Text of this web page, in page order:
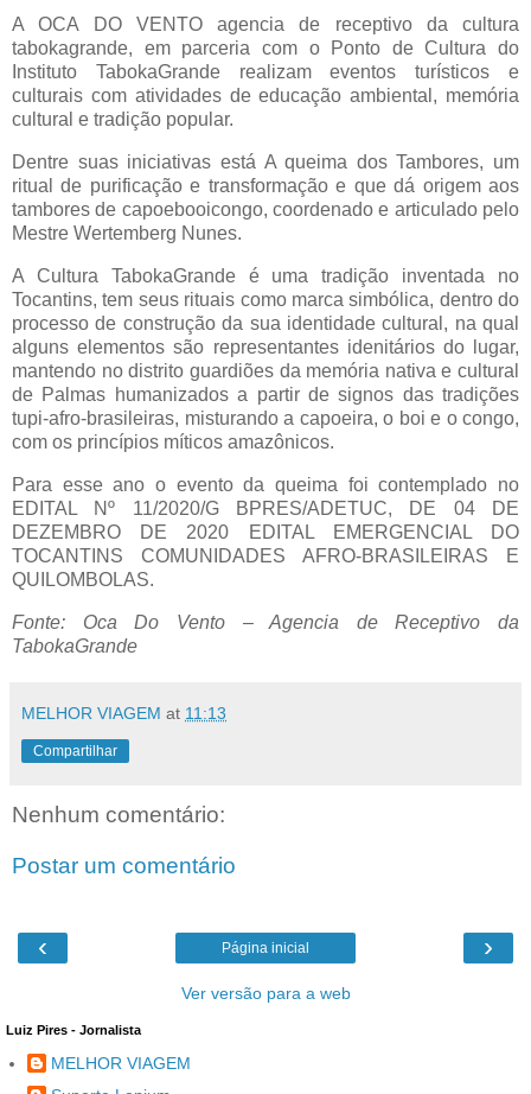
A OCA DO VENTO agencia de receptivo da cultura
tabokagrande, em parceria com o Ponto de Cultura do
Instituto TabokaGrande realizam eventos turísticos e
culturais com atividades de educação ambiental, memória
cultural e tradição popular.
Dentre suas iniciativas está A queima dos Tambores, um
ritual de purificação e transformação e que dá origem aos
tambores de capoebooicongo, coordenado e articulado pelo
Mestre Wertemberg Nunes.
A Cultura TabokaGrande é uma tradição inventada no
Tocantins, tem seus rituais como marca simbólica, dentro do
processo de construção da sua identidade cultural, na qual
alguns elementos são representantes idenitários do lugar,
mantendo no distrito guardiões da memória nativa e cultural
de Palmas humanizados a partir de signos das tradições
tupi-afro-brasileiras, misturando a capoeira, o boi e o congo,
com os princípios míticos amazônicos.
Para esse ano o evento da queima foi contemplado no
EDITAL Nº 11/2020/G BPRES/ADETUC, DE 04 DE
DEZEMBRO DE 2020 EDITAL EMERGENCIAL DO
TOCANTINS COMUNIDADES AFRO-BRASILEIRAS E
QUILOMBOLAS.
Fonte: Oca Do Vento – Agencia de Receptivo da
TabokaGrande
MELHOR VIAGEM at 11:13
Compartilhar
Nenhum comentário:
Postar um comentário
‹ ›
Página inicial
Ver versão para a web
Luiz Pires - Jornalista
MELHOR VIAGEM